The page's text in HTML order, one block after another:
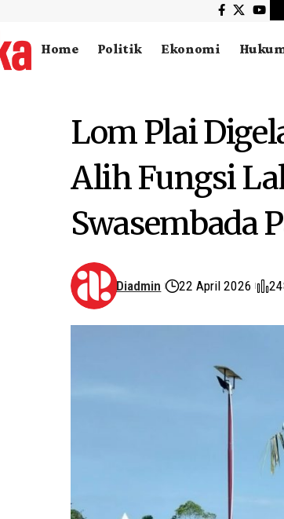
Home Politik Ekonomi
Lom Plai
Alih Fungsi
Swasembada
Diadmin 22 April 2026